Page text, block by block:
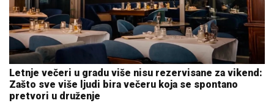
Letnje večeri u gradu više nisu rezervisane za vikend:
Zašto sve više ljudi bira večeru koja se spontano
pretvori u druženje